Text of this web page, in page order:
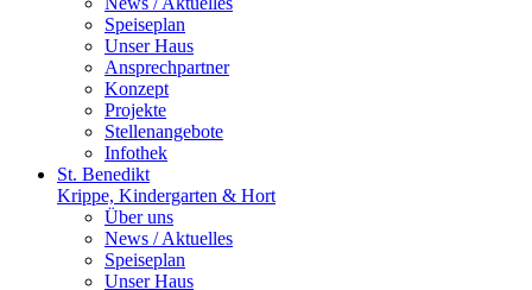
Speiseplan
Unser Haus
Ansprechpartner
Konzept
Projekte
Stellenangebote
Infothek
St. Benedikt
Krippe, Kindergarten & Hort
Über uns
News / Aktuelles
Speiseplan
Unser Haus